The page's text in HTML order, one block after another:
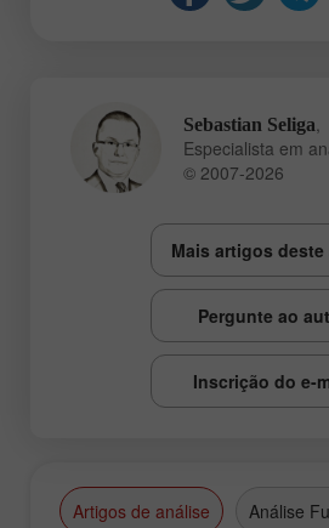
Sebastian Seliga
Especialista em
© 2007-2026
Mais artigos
Pergunte ao
Inscrição do e-
Artigos de análise Análise